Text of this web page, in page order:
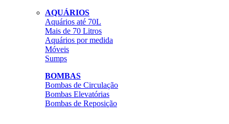
AQUÁRIOS
Aquários até 70L
Mais de 70 Litros
Aquários por medida
Móveis
Sumps
BOMBAS
Bombas de Circulação
Bombas Elevatórias
Bombas de Reposição